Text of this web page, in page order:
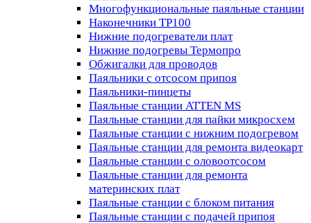
Многофункциональные паяльные станции
Наконечники TP100
Нижние подогреватели плат
Нижние подогревы Термопро
Обжигалки для проводов
Паяльники с отсосом припоя
Паяльники-пинцеты
Паяльные станции ATTEN MS
Паяльные станции для пайки микросхем
Паяльные станции с нижним подогревом
Паяльные станции для ремонта видеокарт
Паяльные станции с оловоотсосом
Паяльные станции для ремонта
материнских плат
Паяльные станции с блоком питания
Паяльные станции с подачей припоя